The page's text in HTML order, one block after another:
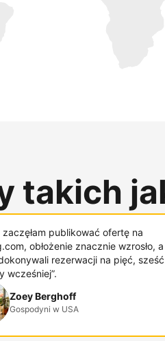
takich
zaczęłam publikować ofertę na
obłożenie znacznie wzrosło, a
rezerwacji na pięć, sześć
wcześniej”.
Zoey Berghoff
Gospodyni w USA